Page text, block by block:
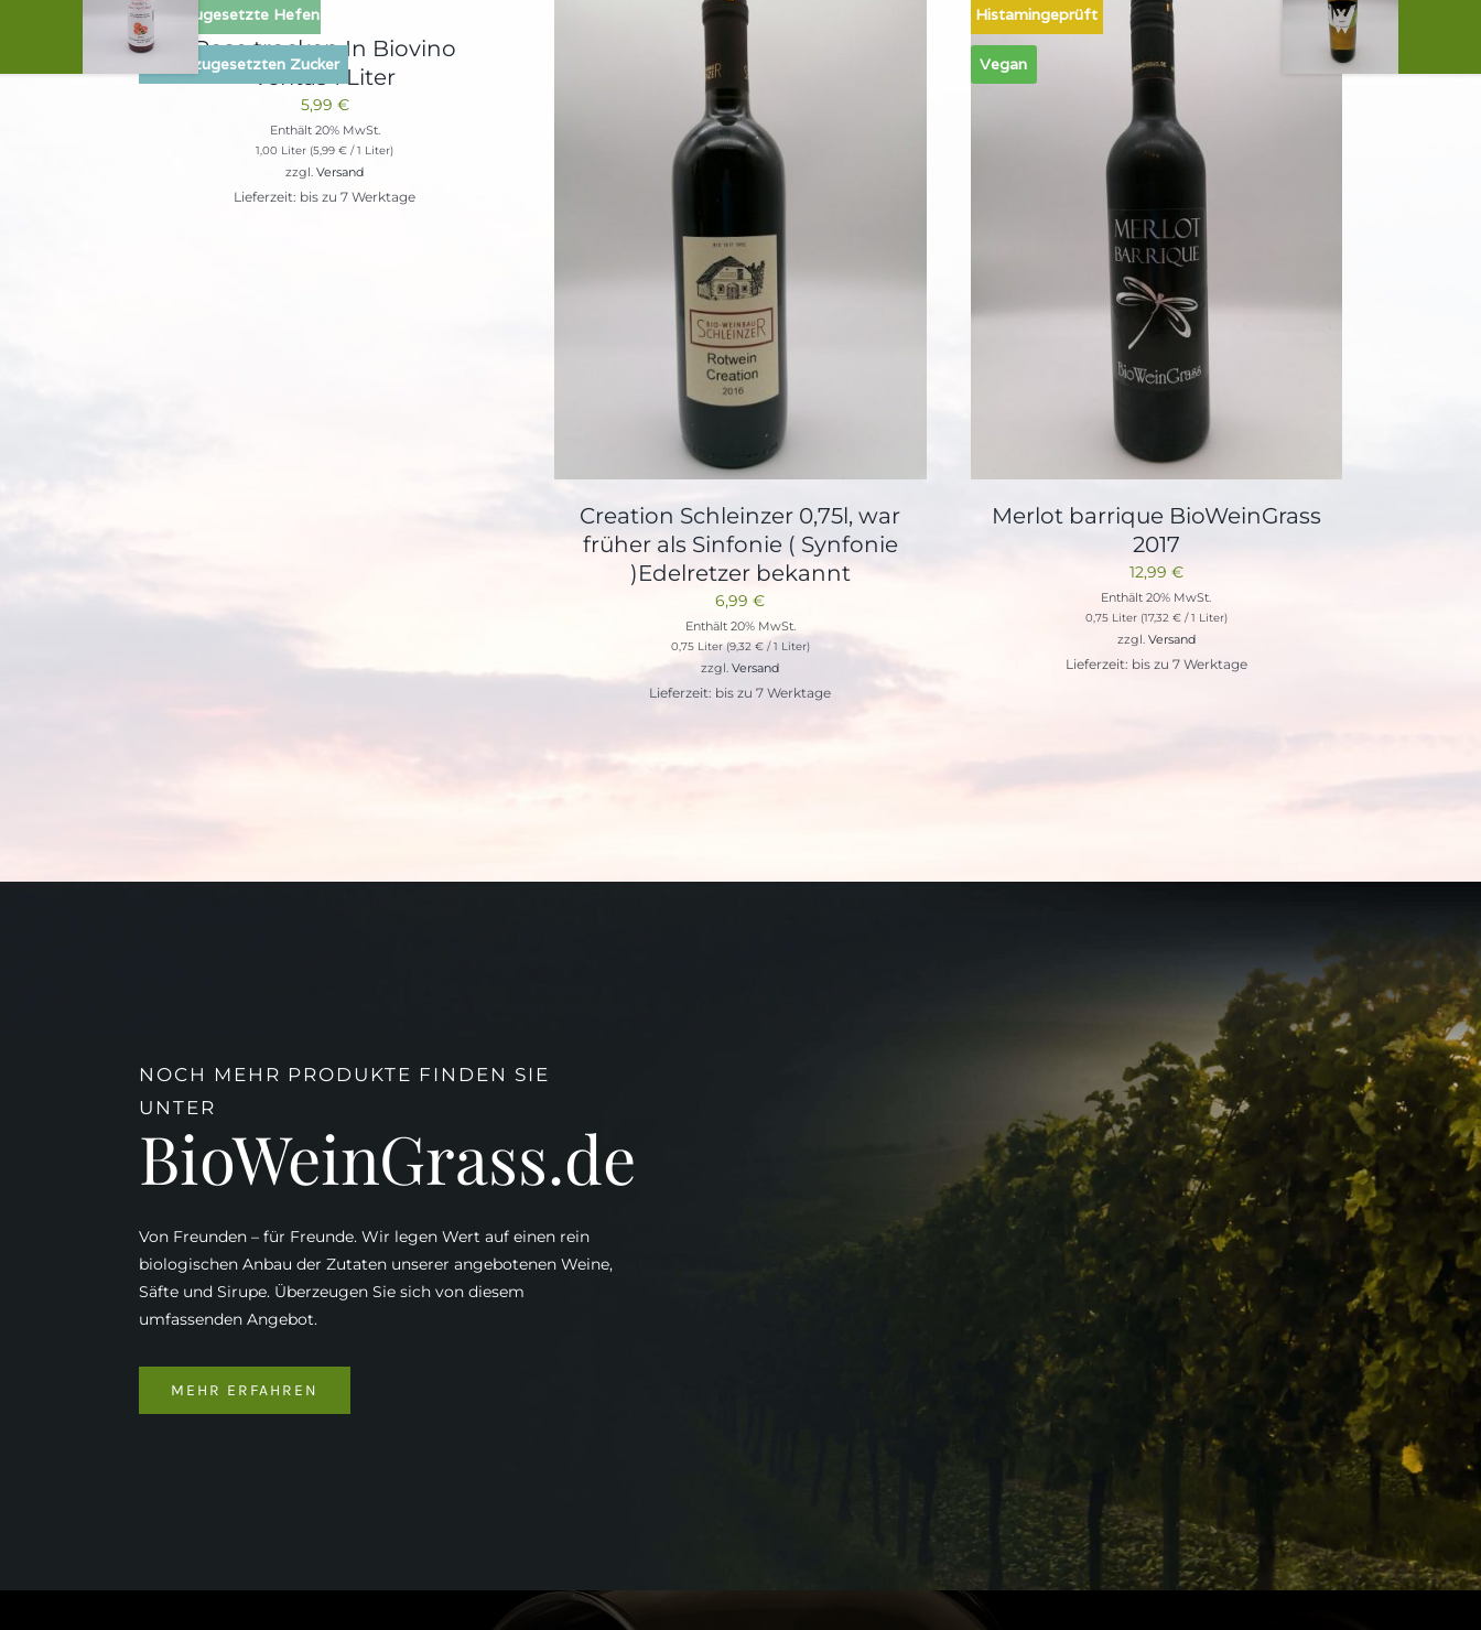
Ohne zugesetzte Hefen
Ohne zugesetzten Zucker
Rose trocken In Biovino
veritas 1 Liter
5,99 €
Enthält 20% MwSt.
1,00 Liter (5,99€ / 1 Liter)
zzgl.Versand
Lieferzeit: bis zu 7 Werktage
Creation Schleinzer 0,75l, war
früher als Sinfonie ( Synfonie
)Edelretzer bekannt
6,99€
Enthält 20% MwSt.
0,75 Liter (9,32 €/ 1 Liter)
zzgl.Versand
Lieferzeit: bis zu 7 Werktage
Histamingeprüft
Vegan
Merlot barrique BioWeinGrass
2017
12,99 €
Enthält 20% MwSt.
0,75 Liter (17,32 €/ 1 Liter)
zzgl. Versand
Lieferzeit: bis zu 7 Werktage
NOCH MEHR PRODUKTE FINDEN SIE
UNTER
BioWeinGrass.de
Von Freunden – für Freunde. Wir legen Wert auf einen rein
biologischen Anbau der Zutaten unserer angebotenen Weine,
Säfte und Sirupe. Überzeugen Sie sich von diesem
umfassenden Angebot.
MEHR ERFAHREN